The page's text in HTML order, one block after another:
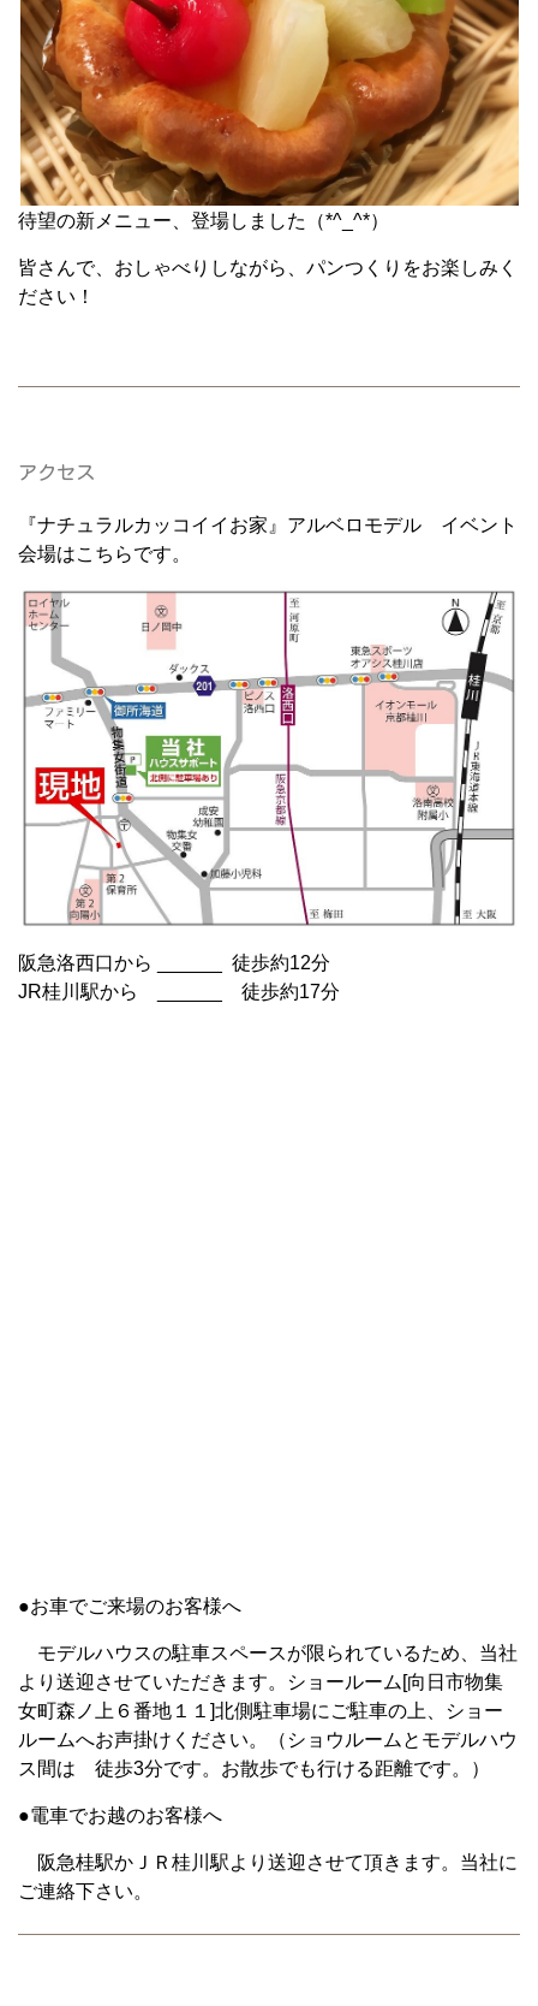
待望の新メニュー、登場しました（*^_^*）
皆さんで、おしゃべりしながら、パンつくりをお楽しみく
ださい！
アクセス
『ナチュラルカッコイイお家』アルベロモデル イベント
会場はこちらです。
阪急洛西口から ______ 徒歩約12分
JR桂川駅から ______ 徒歩約17分
●お車でご来場のお客様へ
モデルハウスの駐車スペースが限られているため、当社
より送迎させていただきます。ショールーム[向日市物集
女町森ノ上６番地１１]北側駐車場にご駐車の上、ショー
ルームへお声掛けください。（ショウルームとモデルハウ
ス間は 徒歩3分です。お散歩でも行ける距離です。）
●電車でお越のお客様へ
阪急桂駅かＪＲ桂川駅より送迎させて頂きます。当社に
ご連絡下さい。